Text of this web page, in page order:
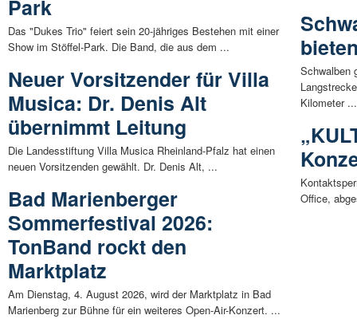
Park
Das "Dukes Trio" feiert sein 20-jähriges Bestehen mit einer
Show im Stöffel-Park. Die Band, die aus dem ...
Neuer Vorsitzender für Villa
Musica: Dr. Denis Alt
übernimmt Leitung
Die Landesstiftung Villa Musica Rheinland-Pfalz hat einen
neuen Vorsitzenden gewählt. Dr. Denis Alt, ...
Bad Marienberger
Sommerfestival 2026:
TonBand rockt den
Marktplatz
Am Dienstag, 4. August 2026, wird der Marktplatz in Bad
Marienberg zur Bühne für ein weiteres Open-Air-Konzert. ...
Schwalben
Kilometer ...
Office,